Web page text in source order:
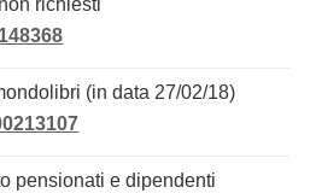
richiesti
(in data 27/02/18)
pensionati e dipendenti